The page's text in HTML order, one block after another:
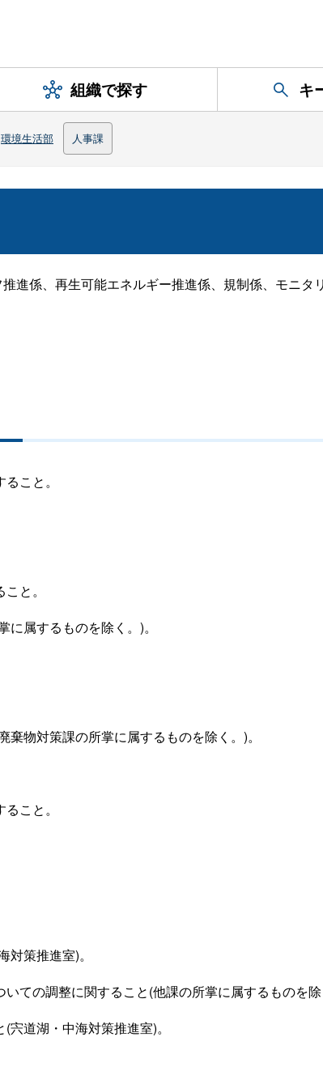
組織で探す キ
環境生活部 人事課
進係、再生可能エネルギー推進係、規制係、モニタ
こと。
と。
属するものを除く。)。
物対策課の所掌に属するものを除く。)。
こと。
策推進室)。
ての調整に関すること(他課の所掌に属するものを除
道湖・中海対策推進室)。